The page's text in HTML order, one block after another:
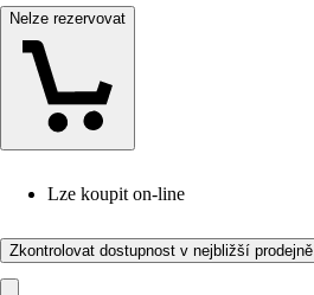
Nelze rezervovat
Lze koupit on-line
Zkontrolovat dostupnost v nejbližší prodejně